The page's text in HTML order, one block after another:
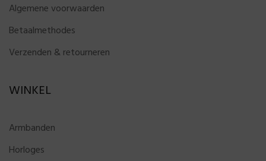
Algemene voorwaarden
Betaalmethodes
Verzenden & retourneren
WINKEL
Armbanden
Horloges